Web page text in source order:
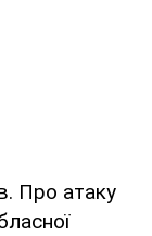
Про атаку